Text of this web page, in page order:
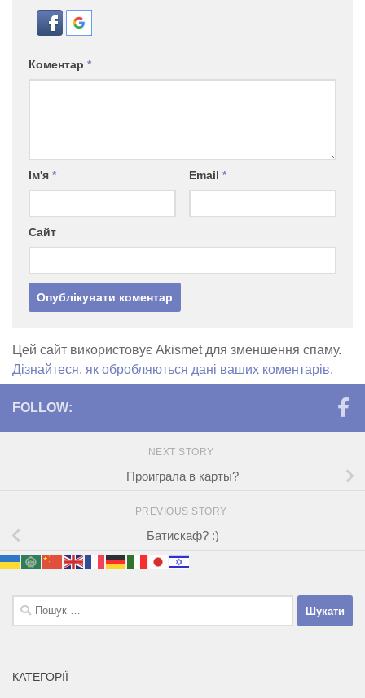
Коментар *
Ім'я * Email *
Сайт
Цей сайт використовує Akismet для зменшення спаму.
Дізнайтеся, як обробляються дані ваших коментарів.
FOLLOW:
NEXT STORY
Проиграла в карты?
PREVIOUS STORY
Батискаф? :)
Пошук:
КАТЕГОРІЇ